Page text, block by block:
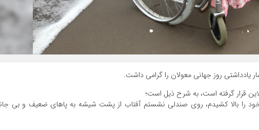
یادداشتی روز جهانی معولان را گرامی داشت.
قرار گرفته است، به شرح ذیل است؛
و خود را بالا کشیدم، روی صندلی نشستم آفتاب از پشت شیشه به پاهای ضعیف و بی